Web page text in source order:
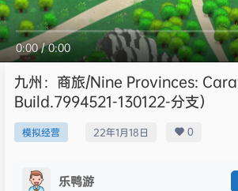
0:00/0:00
九州：商旅/Nine Provinces:
Build.7994521-130122-分支）
模拟经营 22年1月18日 0
乐鸭游